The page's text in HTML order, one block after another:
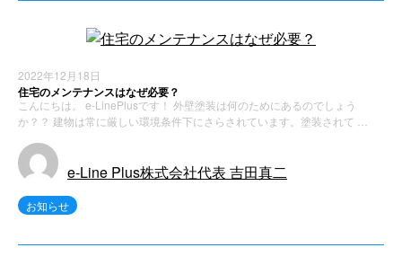
2022年12月18日
住宅のメンテナンスはなぜ必要？
こんにちは。 e-LinePlusです！ 外壁塗装は何のためにあるのでしょう
か？？ 建物は常に厳しい環境条件下にさらされています。塗装されて …
e-Line Plus株式会社代表 吉田真二
お知らせ